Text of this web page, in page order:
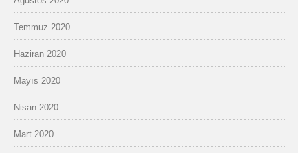
Temmuz 2020
Haziran 2020
Mayıs 2020
Nisan 2020
Mart 2020